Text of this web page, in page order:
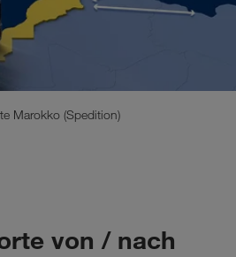
Marokko (Spedition)
von / nach